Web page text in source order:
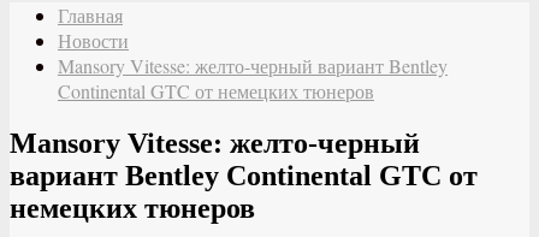
Главная
Новости
Mansory Vitesse: желто-черный вариант Bentley
Continental GTC от немецких тюнеров
Mansory Vitesse: желто-черный
вариант Bentley Continental GTC от
немецких тюнеров